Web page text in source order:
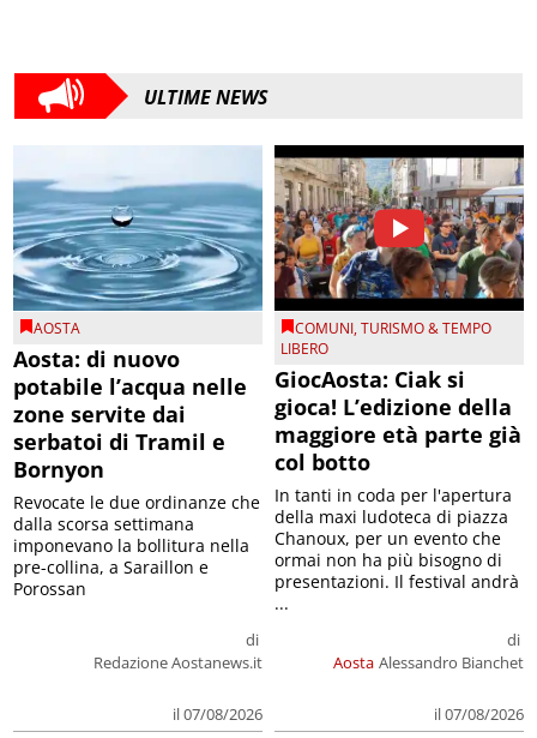
ULTIME NEWS
AOSTA
Aosta: di nuovo
potabile l’acqua nelle
zone servite dai
serbatoi di Tramil e
Bornyon
di
Redazione Aostanews.it
il 07/08/2026
Revocate le due ordinanze che
dalla scorsa settimana
imponevano la bollitura nella
pre-collina, a Saraillon e
Porossan
COMUNI,TURISMO & TEMPO
LIBERO
GiocAosta: Ciak si
gioca! L’edizione della
maggiore età parte già
col botto
Aosta
di
Alessandro Bianchet
il 07/08/2026
In tanti in coda per l'apertura
della maxi ludoteca di piazza
Chanoux, per un evento che
ormai non ha più bisogno di
presentazioni. Il festival andrà
...